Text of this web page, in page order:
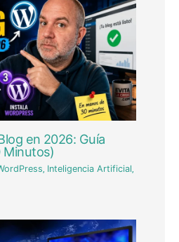
en 2026: Guía
Minutos)
, Inteligencia Artificial,